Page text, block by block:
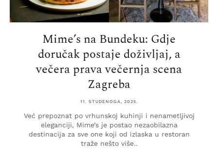
Mime’s na Bundeku: Gdje
doručak postaje doživljaj, a
večera prava večernja scena
Zagreba
11. STUDENOGA, 2025.
Već prepoznat po vrhunskoj kuhinji i nenametljivoj
eleganciji, Mime’s je postao nezaobilazna
destinacija za sve one koji od izlaska u restoran
traže nešto više..